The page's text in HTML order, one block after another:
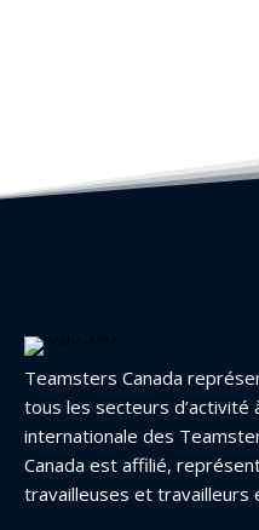
Teamsters Canada
tous les secteurs d’activité
internationale des
Canada est affilié,
travailleuses et travailleurs